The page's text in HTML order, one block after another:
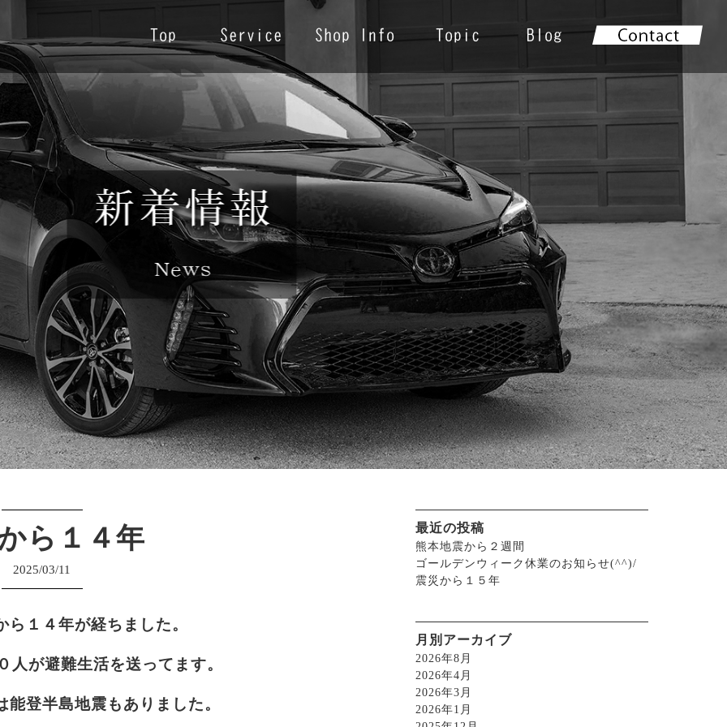
最近の投稿
熊本地震から２週間
ゴールデンウィーク休業のお知らせ(^^)/
震災から１５年
月別アーカイブ
2026年8月
2026年4月
2026年3月
2026年1月
ら１４年
2025/03/11
ら１４年が経ちました。
人が避難生活を送ってます。
登半島地震もありました。